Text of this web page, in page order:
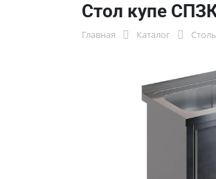
Стол купе
Главная Каталог